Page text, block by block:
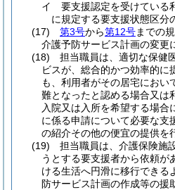
イ
要支援認定を受けている
に規定する要支援状態区分
(17)
第3号から第12号までの規
介護予防サービス計画の変更
(18)
担当職員は、適切な保健
ビスが、総合的かつ効率的に
も、利用者がその居宅におい
難となったと認める場合又は
入院又は入所を希望する場合
に係る申請について必要な支
の紹介その他の便宜の提供を
(19)
担当職員は、介護保険施
うとする要支援者から依頼が
ける生活へ円滑に移行できる
防サービス計画の作成等の援